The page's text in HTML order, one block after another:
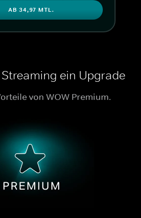
AB 34,97 MTL.
ein Upgrade
von WOW Premium.